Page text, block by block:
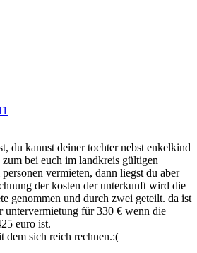
du kannst deiner tochter nebst enkelkind
bei euch im landkreis gültigen
vermieten, dann liegst du aber
der kosten der unterkunft wird die
genommen und durch zwei geteilt. da ist
untervermietung für 330 € wenn die
euro ist.
dem sich reich rechnen.:(